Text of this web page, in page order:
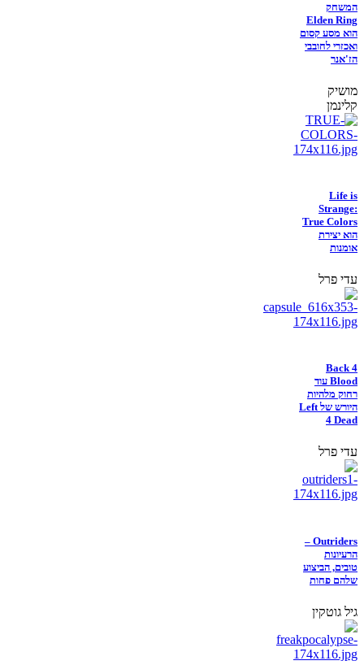
המשחק
Elden Ring
הוא מסע קסום
ואכזרי לחובבי
הז'אנר
מושיק
קלינמן
Life is
Strange:
True Colors
הוא יצירת
אומנות
עדי פרל
Back 4
Blood עוד
רחוק מלהיות
היורש של Left
4 Dead
עדי פרל
Outriders –
הרעיונות
טובים, הביצוע
שלהם פחות
גיל גוטקין